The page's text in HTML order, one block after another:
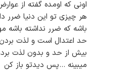
اونی که اومده گفته از
هر چیزی تو این دنیا ضرر
باشه که ضرر نداشته باشه
حد اعتدال است و لذت
بیش از حد و بدون لذت
میبینه …پس دیدتو باز کن